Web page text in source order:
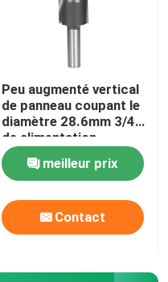
Peu augmenté vertical
de panneau coupant le
diamètre 28.6mm 3/4"
de alimentation
courant
meilleur prix
Contact